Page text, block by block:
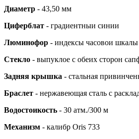
Диаметр - 43,50 мм
Циферблат - градиентныи синии
Люминофор - индексы часовои
Стекло - выпуклое с обеих сторон
Задняя крышка - стальная
Браслет - нержавеющая сталь с
Водостоикость - 30 атм./300 м
Механизм - калибр Oris 733